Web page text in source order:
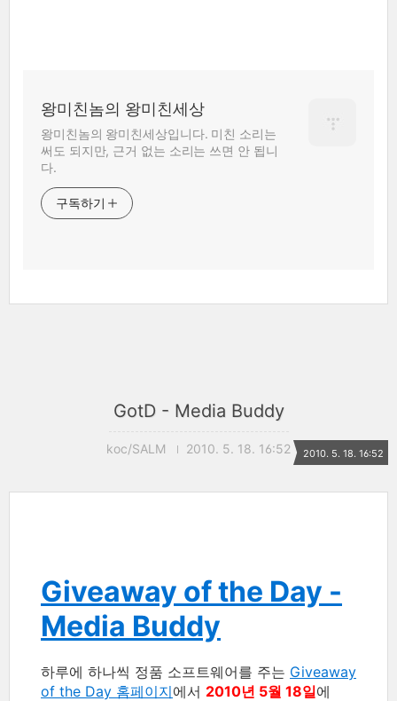
왕미친놈의 왕미친세상
왕미친놈의 왕미친세상입니다. 미친 소리는
써도 되지만, 근거 없는 소리는 쓰면 안 됩니
다.
구독하기
GotD - Media Buddy
koc/SALM 2010. 5. 18. 16:52 2010. 5. 18. 16:52
Giveaway of the Day -
Media Buddy
하루에 하나씩 정품 소프트웨어를 주는 Giveaway
of the Day 홈페이지에서 2010년 5월 18일에